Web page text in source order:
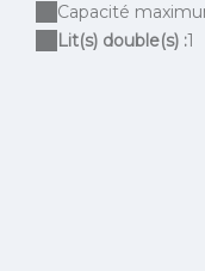
Capacité
Lit(s) double(s) :1